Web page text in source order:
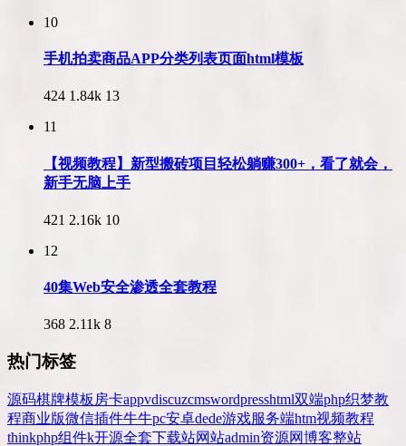
10
手机拍卖商品APP分类列表页面html模板
424 1.84k 13
11
【视频教程】新型搬砖项目轻松躺赚300+，看了就会，
新手无脑上手
421 2.16k 10
12
40集Web安全渗透全套教程
368 2.11k 8
热门标签
源码棋牌模板 房卡appvdiscuzcmswordpresshtml双端php织梦教
程商业版微信插件牛牛pc安卓dede游戏服务端htm视频教程
thinkphp组件k开源全套下载站网站admin资源网博客整站